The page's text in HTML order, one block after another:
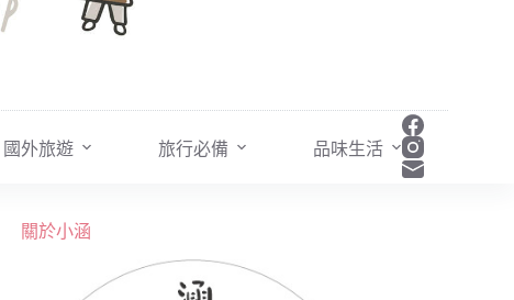
國外旅遊 旅行必備 品味生活
關於小涵